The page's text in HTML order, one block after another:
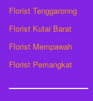
Florist Tenggaronng
Florist Kutai Barat
Florist Mempawah
Florist Pemangkat